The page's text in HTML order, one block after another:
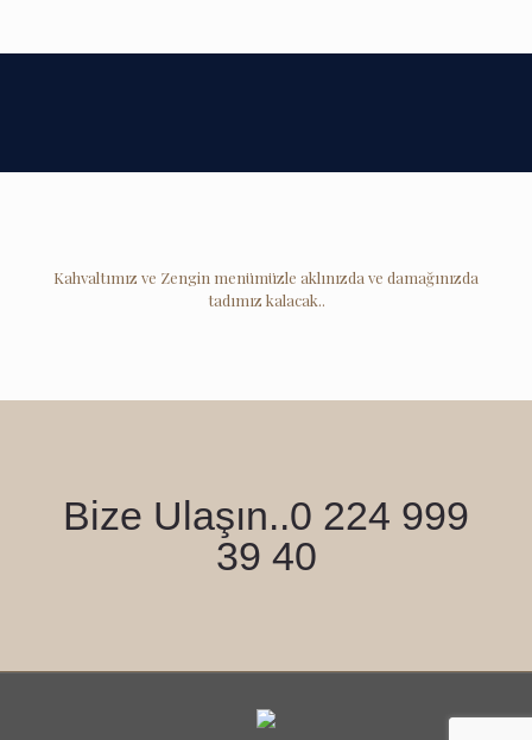
Kahvaltımız ve Zengin menümüzle aklınızda ve damağınızda
tadımız kalacak..
Bize Ulaşın..0 224 999
39 40